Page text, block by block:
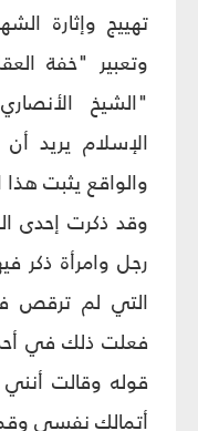
تهييج وإثارة
وتعبير "خفة
"الشيخ
الإسلام يريد
والواقع يثبت هذا
وقد ذكرت إحدى
رجل وامرأة ذكر
التي لم ترقص
فعلت ذلك في
قوله وقالت
أتمالك نفسي